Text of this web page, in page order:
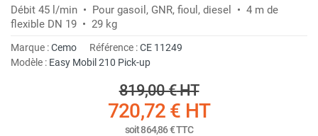
Débit 45 l/min • Pour gasoil, GNR, fioul, diesel • 4 m de
flexible DN 19 • 29 kg
Marque :Cemo Référence :CE 11249
Modèle : Easy Mobil 210 Pick-up
819,00 €HT
720,72 € HT
soit864,86 €TTC